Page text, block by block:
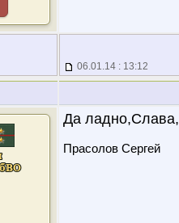
06.01.14 : 13:12
Да
Прасолов Сергей